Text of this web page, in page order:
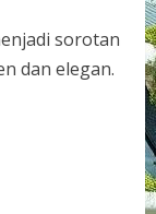
sorotan
dan elegan.